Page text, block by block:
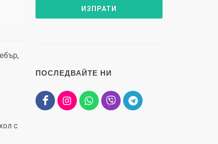
с
ПОСЛЕДВАЙТЕ НИ